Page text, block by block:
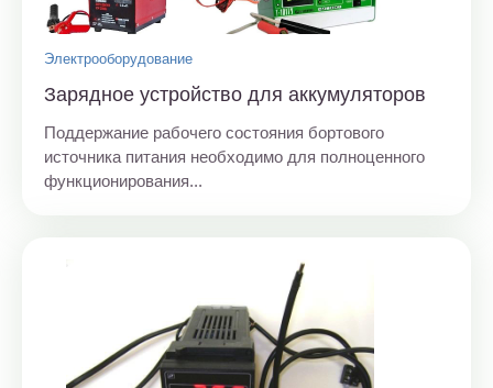
Электрооборудование
Зарядное устройство для аккумуляторов
Поддержание рабочего состояния бортового
источника питания необходимо для полноценного
функционирования...